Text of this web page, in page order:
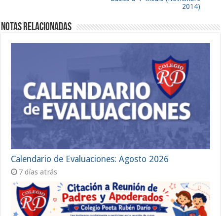
2014)
Notas Relacionadas
Calendario de Evaluaciones: Agosto 2026
7 días atrás